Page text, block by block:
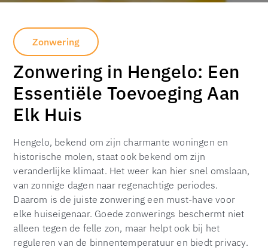
Zonwering
Zonwering in Hengelo: Een
Essentiële Toevoeging Aan
Elk Huis
Hengelo, bekend om zijn charmante woningen en
historische molen, staat ook bekend om zijn
veranderlijke klimaat. Het weer kan hier snel omslaan,
van zonnige dagen naar regenachtige periodes.
Daarom is de juiste zonwering een must-have voor
elke huiseigenaar. Goede zonwerings beschermt niet
alleen tegen de felle zon, maar helpt ook bij het
reguleren van de binnentemperatuur en biedt privacy.